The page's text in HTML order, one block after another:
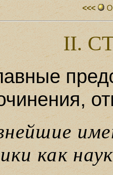
<<<
II.
как